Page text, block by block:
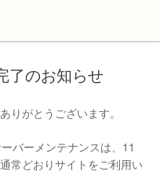
了のお知らせ
りがとうございます。
バーメンテナンスは、11
常どおりサイトをご利用い